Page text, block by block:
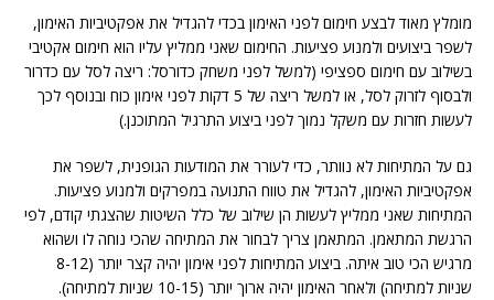
מומלץ מאוד לבצע חימום לפני האימון בכדי להגדיל את אפקטיביות האימון,
לשפר ביצועים ולמנוע פציעות. החימום שאני ממליץ עליו הוא חימום אקטיבי
בשילוב עם חימום ספציפי (למשל לפני משחק כדורסל: ריצה לסל עם כדרור
ולבסוף לזרוק לסל, או למשל ריצה של 5 דקות לפני אימון כוח ובנוסף לכך
לעשות חזרות עם משקל נמוך לפני ביצוע התרגיל המתוכנן.)
גם על המתיחות לא נוותר, כדי לעורר את המודעות הגופנית, לשפר את
אפקטיביות האימון, להגדיל את טווח התנועה במפרקים ולמנוע פציעות.
המתיחות שאני ממליץ לעשות הן שילוב של כלל השיטות שהצגתי קודם, לפי
הרגשת המתאמן. המתאמן צריך לבחור את המתיחה שהכי נוחה לו ושהוא
מרגיש הכי טוב איתה. ביצוע המתיחות לפני אימון יהיה קצר יותר (8-12
שניות למתיחה) ולאחר האימון יהיה ארוך יותר (10-15 שניות למתיחה).